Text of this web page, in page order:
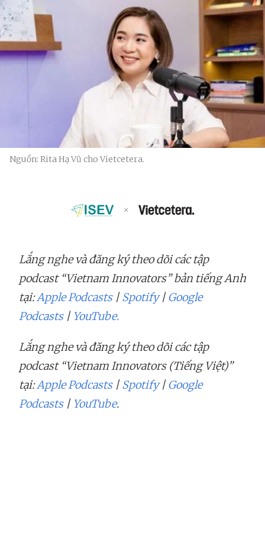
Nguồn: Rita Hạ Vũ cho Vietcetera.
Lắng nghe và đăng ký theo dõi các tập
podcast “Vietnam Innovators” bản tiếng Anh
tại:Apple Podcasts| Spotify| Google
Podcasts| YouTube.
Lắng nghe và đăng ký theo dõi các tập
podcast “Vietnam Innovators (Tiếng Việt)”
tại:Apple Podcasts| Spotify| Google
Podcasts| YouTube.